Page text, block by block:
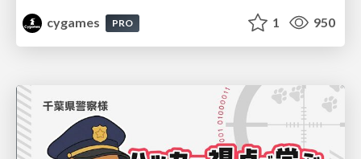
cygames
PRO 1 950